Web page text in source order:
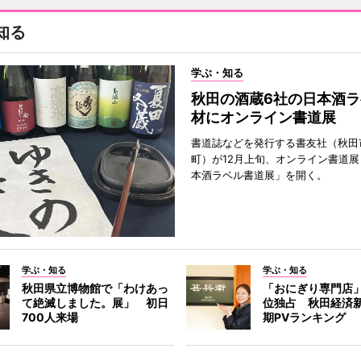
る
学ぶ・知る
秋田の酒蔵6社の日本酒
材にオンライン書道展
書道誌などを発行する書友社（秋
町）が12月上旬、オンライン書道
本酒ラベル書道展」を開く。
学ぶ・知る
秋田県立博物館で「わけあっ
て絶滅しました。展」 初日
700人来場
学ぶ・知る
「おにぎり専門店
位独占 秋田経済
期PVランキング